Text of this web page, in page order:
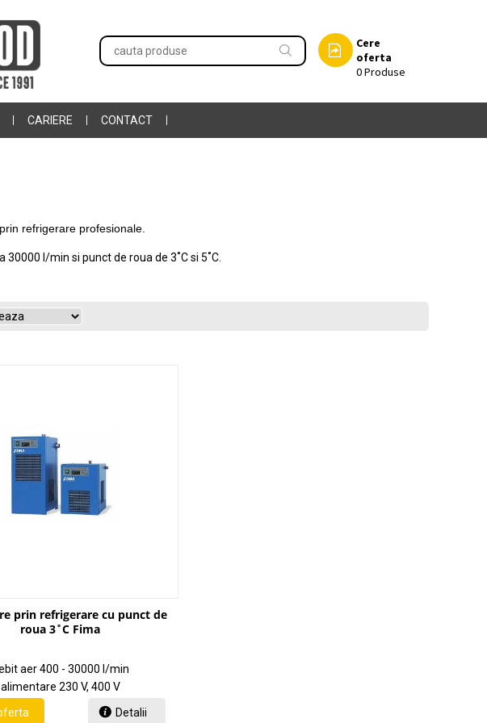
Cere
oferta
0Produse
CARIERE CONTACT
refrigerare profesionale.
30000 l/min si punct de roua de 3˚C si 5˚C.
prin refrigerare cu punct de
roua 3˚C Fima
aer 400 - 30000 l/min
alimentare 230 V, 400 V
Detalii